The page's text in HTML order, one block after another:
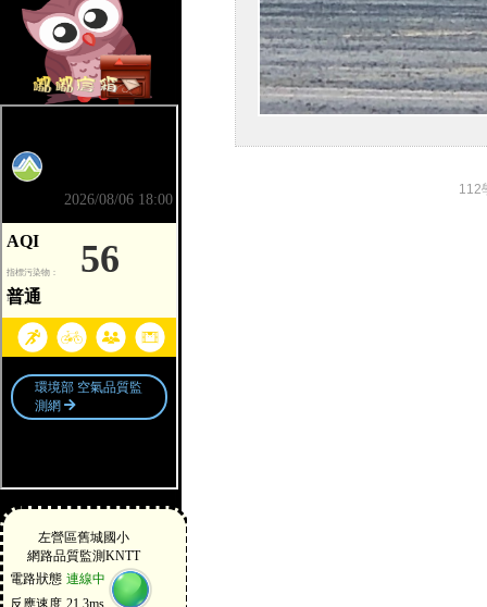
前往 嘟嘟信箱（在新分頁開啟）
112